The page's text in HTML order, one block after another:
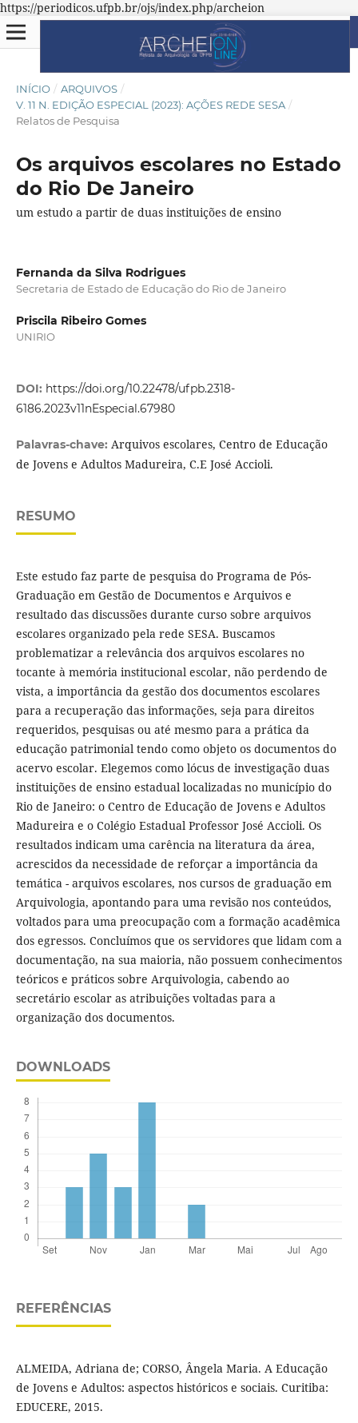
https://periodicos.ufpb.br/ojs/index.php/archeion
INÍCIO / ARQUIVOS /
V. 11 N. EDIÇÃO ESPECIAL (2023): AÇÕES REDE SESA /
Relatos de Pesquisa
Os arquivos escolares no Estado
do Rio De Janeiro
um estudo a partir de duas instituições de ensino
Fernanda da Silva Rodrigues
Secretaria de Estado de Educação do Rio de Janeiro
Priscila Ribeiro Gomes
UNIRIO
DOI: https://doi.org/10.22478/ufpb.2318-
6186.2023v11nEspecial.67980
Palavras-chave: Arquivos escolares, Centro de Educação
de Jovens e Adultos Madureira, C.E José Accioli.
RESUMO
Este estudo faz parte de pesquisa do Programa de Pós-
Graduação em Gestão de Documentos e Arquivos e
resultado das discussões durante curso sobre arquivos
escolares organizado pela rede SESA. Buscamos
problematizar a relevância dos arquivos escolares no
tocante à memória institucional escolar, não perdendo de
vista, a importância da gestão dos documentos escolares
para a recuperação das informações, seja para direitos
requeridos, pesquisas ou até mesmo para a prática da
educação patrimonial tendo como objeto os documentos do
acervo escolar. Elegemos como lócus de investigação duas
instituições de ensino estadual localizadas no município do
Rio de Janeiro: o Centro de Educação de Jovens e Adultos
Madureira e o Colégio Estadual Professor José Accioli. Os
resultados indicam uma carência na literatura da área,
acrescidos da necessidade de reforçar a importância da
temática - arquivos escolares, nos cursos de graduação em
Arquivologia, apontando para uma revisão nos conteúdos,
voltados para uma preocupação com a formação acadêmica
dos egressos. Concluímos que os servidores que lidam com a
documentação, na sua maioria, não possuem conhecimentos
teóricos e práticos sobre Arquivologia, cabendo ao
secretário escolar as atribuições voltadas para a
organização dos documentos.
DOWNLOADS
REFERÊNCIAS
ALMEIDA, Adriana de; CORSO, Ângela Maria. A Educação
de Jovens e Adultos: aspectos históricos e sociais. Curitiba:
EDUCERE, 2015.